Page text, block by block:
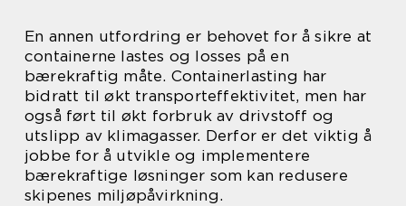
En annen utfordring er behovet for å sikre at
containerne lastes og losses på en
bærekraftig måte. Containerlasting har
bidratt til økt transporteffektivitet, men har
også ført til økt forbruk av drivstoff og
utslipp av klimagasser. Derfor er det viktig å
jobbe for å utvikle og implementere
bærekraftige løsninger som kan redusere
skipenes miljøpåvirkning.